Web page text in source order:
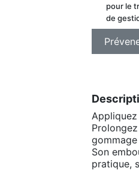
pour le
de
Son
pratique,